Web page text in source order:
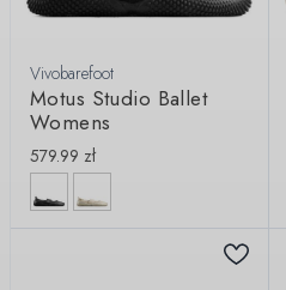
Vivobarefoot
Motus Studio Ballet
Womens
579.99 zł